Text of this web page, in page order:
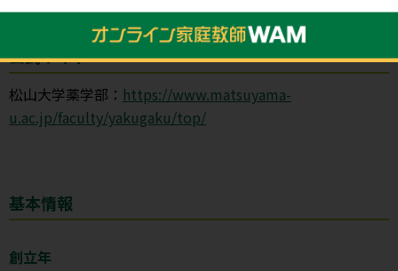
公式サイト
松山大学薬学部： https://www.matsuyama-
u.ac.jp/faculty/yakugaku/top/
基本情報
創立年